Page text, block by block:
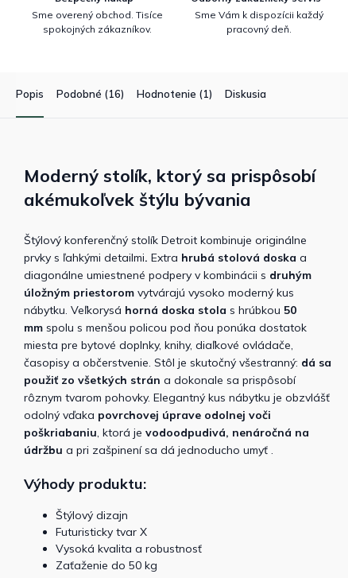
Sme overený obchod. Tisíce
spokojných zákazníkov.
Sme Vám k dispozícii každý
pracovný deň.
Popis Podobné (16) Hodnotenie (1) Diskusia
Moderný stolík, ktorý sa prispôsobí
akémukoľvek štýlu bývania
Štýlový konferenčný stolík Detroit kombinuje originálne
prvky s ľahkými detailmi. Extra hrubá stolová doska a
diagonálne umiestnené podpery v kombinácii s druhým
úložným priestorom vytvárajú vysoko moderný kus
nábytku. Veľkorysá horná doska stola s hrúbkou 50
mm spolu s menšou policou pod ňou ponúka dostatok
miesta pre bytové doplnky, knihy, diaľkové ovládače,
časopisy a občerstvenie. Stôl je skutočný všestranný: dá sa
použiť zo všetkých strán a dokonale sa prispôsobí
rôznym tvarom pohovky. Elegantný kus nábytku je obzvlášť
odolný vďaka povrchovej úprave odolnej voči
poškriabaniu , ktorá je vodoodpudivá, nenáročná na
údržbu a pri zašpinení sa dá jednoducho umyť .
Výhody produktu:
Štýlový dizajn
Futuristicky tvar X
Vysoká kvalita a robustnosť
Zaťaženie do 50 kg